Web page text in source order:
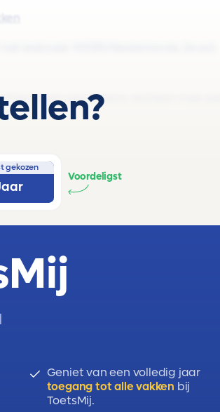
over gevoelens, dichten met een
gekozen
Voordeligst
Geniet van een volledig jaar
toegang tot alle vakken bij
ToetsMij.